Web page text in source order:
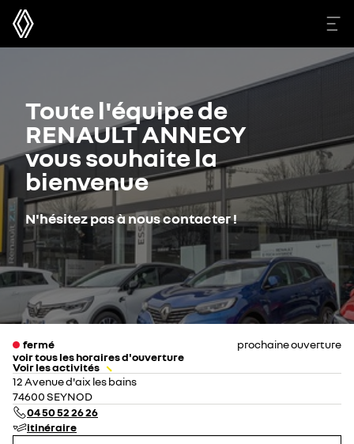
Toute l'équipe de
RENAULT ANNECY
vous souhaite la
bienvenue
N'hésitez pas à nous contacter !
fermé
prochaine ouverture
voir tous les horaires d'ouverture
lundi
mardi
mercredi
jeudi
vendredi
Voir les activités
12 Avenue d'aix les bains
74600 SEYNOD
04 50 52 26 26
itinéraire